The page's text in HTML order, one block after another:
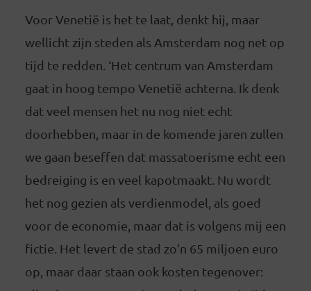
Voor Venetië is het te laat, denkt hij, maar
wellicht zijn steden als Amsterdam nog net op
tijd te redden. ‘Het centrum van Amsterdam
gaat in hoog tempo Venetië achterna. Ik denk
dat veel mensen het nu nog niet echt
doorhebben, maar in de komende jaren zullen
we gaan beseffen dat massatoerisme echt een
bedreiging is en veel kapotmaakt. Nu wordt
het nog gezien als verdienmodel, als goed
voor de economie, maar dat is volgens mij een
fictie. Het levert de stad zo’n 65 miljoen euro
op, maar daar staan ook kosten tegenover: